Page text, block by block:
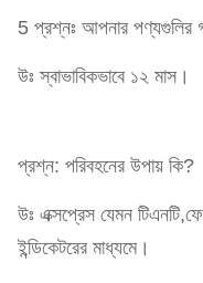
5 প্রশ্নঃ আপনার পণ্যগুলির
উঃ স্বাভাবিকভাবে ১২ মাস।
প্রশ্ন: পরিবহনের উপায় কি?
উঃ এক্সপ্রেস যেমন
ইন্ডিকেটরের মাধ্যমে।